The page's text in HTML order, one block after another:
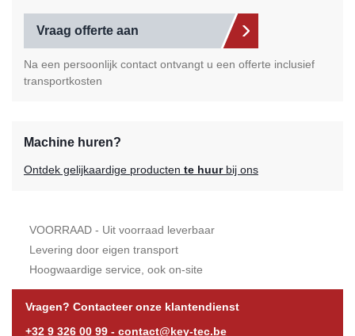
Vraag offerte aan
Na een persoonlijk contact ontvangt u een offerte inclusief
transportkosten
Machine huren?
Ontdek gelijkaardige producten te huurbij ons
VOORRAAD - Uit voorraad leverbaar
Levering door eigen transport
Hoogwaardige service, ook on-site
Vragen? Contacteer onze klantendienst
+32 9 326 00 99 - contact@key-tec.be